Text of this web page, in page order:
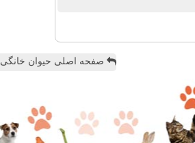
صفحه اصلی حیوان خانگی